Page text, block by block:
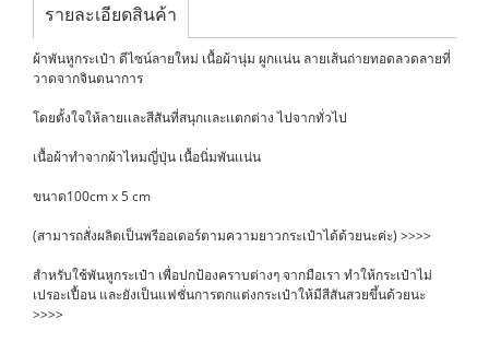
รายละเอียดสินค้า
ผ้าพันหูกระเป๋า ดีไซน์ลายใหม่ เนื้อผ้านุ่ม ผูกเเน่น ลายเส้นถ่ายทอดลวดลายที่
วาดจากจินตนาการ
โดยตั้งใจให้ลายเเละสีสันที่สนุกเเละเเตกต่าง ไปจากทั่วไป
เนื้อผ้าทำจากผ้าไหมญี่ปุ่น เนื้อนิ่มพันเเน่น
ขนาด100cm x 5 cm
(สามารถสั่งผลิตเป็นพรีออเดอร์ตามความยาวกระเป๋าได้ด้วยนะค่ะ) >>>>
สำหรับใช้พันหูกระเป๋า เพื่อปกป้องคราบต่างๆ จากมือเรา ทำให้กระเป๋าไม่
เปรอะเปื้อน และยังเป็นแฟชั่นการตกแต่งกระเป๋าให้มีสีสันสวยขึ้นด้วยนะ
>>>>